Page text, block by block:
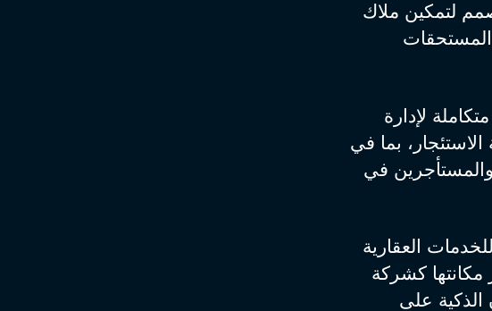
لتمكين ملاك
المستحقات
لإدارة
بما في
والمستأجرين في
العقارية
مكانتها كشركة
الذكية على